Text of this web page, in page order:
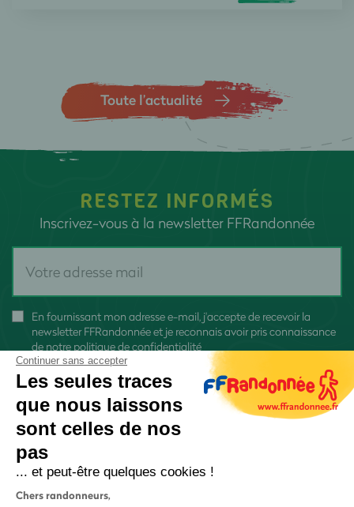
Toute l’actualité
RESTEZ INFORMÉS
Inscrivez-vous à la newsletter FFRandonnée
En fournissant mon adresse e-mail, j'accepte de recevoir la
newsletter FFRandonnée et je reconnais avoir pris connaissance
de notre politique de confidentialité
Continuer sans accepter
Les seules traces
que nous laissons
sont celles de nos
pas
... et peut-être quelques cookies !
Chers randonneurs,